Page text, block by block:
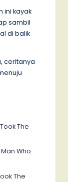
ini kayak
sambil
di balik
ceritanya
The
Who
The